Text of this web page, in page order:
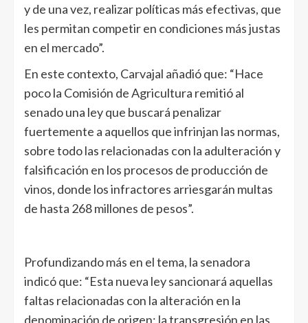
y de una vez, realizar políticas más efectivas, que
les permitan competir en condiciones más justas
en el mercado”.
En este contexto, Carvajal añadió que: “Hace
poco la Comisión de Agricultura remitió al
senado una ley que buscará penalizar
fuertemente a aquellos que infrinjan las normas,
sobre todo las relacionadas con la adulteración y
falsificación en los procesos de producción de
vinos, donde los infractores arriesgarán multas
de hasta 268 millones de pesos”.
Profundizando más en el tema, la senadora
indicó que: “Esta nueva ley sancionará aquellas
faltas relacionadas con la alteración en la
denominación de origen; la transgresión en las